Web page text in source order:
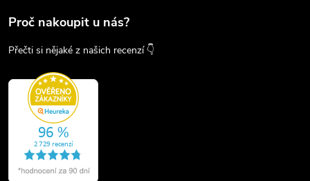
Proč nakoupit u nás?
Přečti si nějaké z našich recenzí 👇